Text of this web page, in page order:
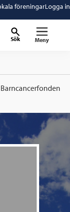
föreningarLogga in
Sök Meny